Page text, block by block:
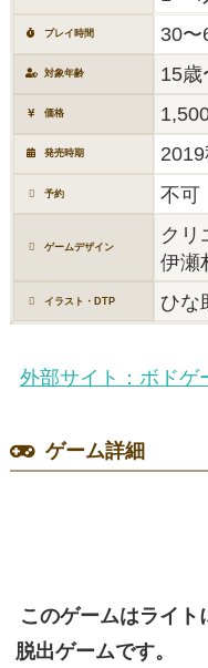
プレイ時間 30〜
対象年齢 15歳
価格
発売時期
予約 不可
ゲームデザイン
クリ
伊瀬
イラスト・DTP ひな
外部サイト：ボドゲ
ゲーム詳細
このゲームはライ
脱出ゲームです。